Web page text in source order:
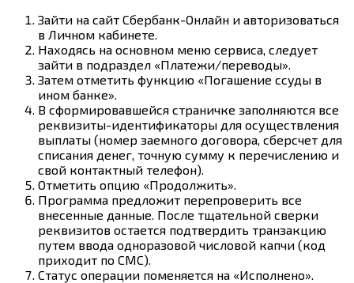
Зайти на сайт Сбербанк-Онлайн и авторизоваться
в Личном кабинете.
Находясь на основном меню сервиса, следует
зайти в подраздел «Платежи/переводы».
Затем отметить функцию «Погашение ссуды в
ином банке».
В сформировавшейся страничке заполняются все
реквизиты-идентификаторы для осуществления
выплаты (номер заемного договора, сберсчет для
списания денег, точную сумму к перечислению и
свой контактный телефон).
Отметить опцию «Продолжить».
Программа предложит перепроверить все
внесенные данные. После тщательной сверки
реквизитов остается подтвердить транзакцию
путем ввода одноразовой числовой капчи (код
приходит по СМС).
Статус операции поменяется на «Исполнено».